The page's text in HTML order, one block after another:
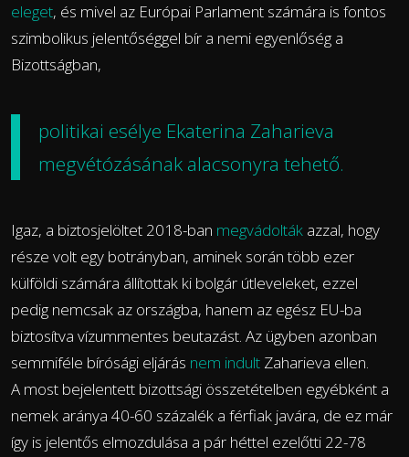
eleget, és mivel az Európai Parlament számára is fontos
szimbolikus jelentőséggel bír a nemi egyenlőség a
Bizottságban,
politikai esélye Ekaterina Zaharieva
megvétózásának alacsonyra tehető.
Igaz, a biztosjelöltet 2018-ban megvádolták azzal, hogy
része volt egy botrányban, aminek során több ezer
külföldi számára állítottak ki bolgár útleveleket, ezzel
pedig nemcsak az országba, hanem az egész EU-ba
biztosítva vízummentes beutazást. Az ügyben azonban
semmiféle bírósági eljárás nem indult Zaharieva ellen.
A most bejelentett bizottsági összetételben egyébként a
nemek aránya 40-60 százalék a férfiak javára, de ez már
így is jelentős elmozdulása a pár héttel ezelőtti 22-78